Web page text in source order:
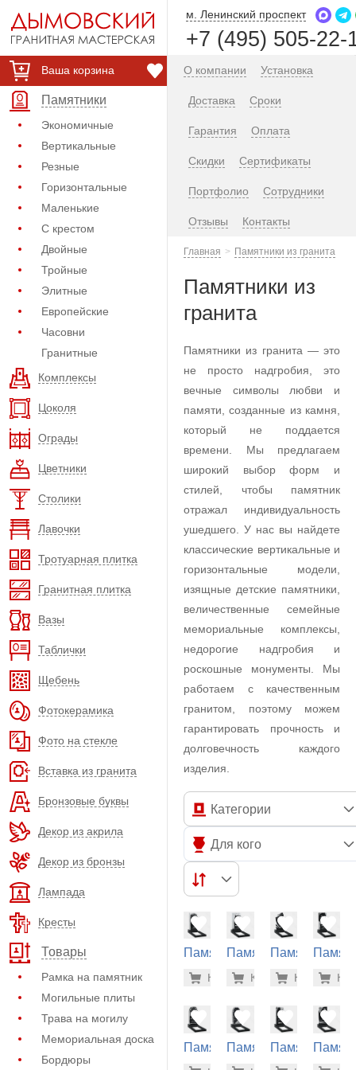
Ваша корзина
Памятники
Экономичные
Вертикальные
Резные
Горизонтальные
Маленькие
С крестом
Двойные
Тройные
Элитные
Европейские
Часовни
Гранитные
Комплексы
Цоколя
Ограды
Цветники
Столики
Лавочки
Тротуарная плитка
Гранитная плитка
Вазы
Таблички
Щебень
Фотокерамика
Фото на стекле
Вставка из гранита
Бронзовые буквы
Декор из акрила
Декор из бронзы
Лампада
Кресты
Товары
Рамка на памятник
Могильные плиты
Трава на могилу
Мемориальная доска
Бордюры
м. Ленинский проспект
+7 (495) 505-22-
О компании Установка
Доставка Сроки
Гарантия Оплата
Скидки Сертификаты
Портфолио Сотрудники
Отзывы Контакты
Главная Памятники из гранита
Памятники из
гранита
Памятники из гранита — это
не просто надгробия, это
вечные символы любви и
памяти, созданные из камня,
который не поддается
времени. Мы предлагаем
широкий выбор форм и
стилей, чтобы памятник
отражал индивидуальность
ушедшего. У нас вы найдете
классические вертикальные и
горизонтальные модели,
изящные детские памятники,
величественные семейные
мемориальные комплексы,
недорогие надгробия и
роскошные монументы. Мы
работаем с качественным
гранитом, поэтому можем
гарантировать прочность и
долговечность каждого
изделия.
Категории
Для кого
Памятник
гранита
-7% 33.200
Купить
Памятник
гранита
-7%
Купить
Памятник
гранита
-
Купить
ПамятникПамятникПамятник